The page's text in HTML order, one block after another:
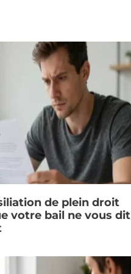
de plein droit
votre bail ne vous dit